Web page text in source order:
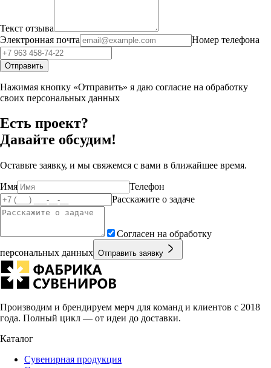
Текст отзыва
Электронная почта
Номер телефона
Отправить
Нажимая кнопку «Отправить» я даю согласие на обработку
своих персональных данных
Есть проект?
Давайте обсудим!
Оставьте заявку, и мы свяжемся с вами в ближайшее время.
Имя
Телефон
Расскажите о задаче
Согласен на обработку
персональных данных Отправить заявку
Производим и брендируем мерч для команд и клиентов с 2018
года. Полный цикл — от идеи до доставки.
Каталог
Сувенирная продукция